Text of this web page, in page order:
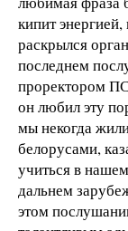
кипит
раскрылся
последнем
проректором
он любил эту
мы некогда
белорусами,
учиться в
дальнем
этом